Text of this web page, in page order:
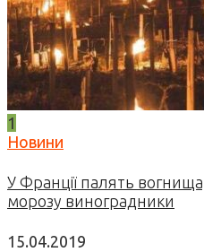
1
Новини
У Франції палять
морозу виноградники
15.04.2019